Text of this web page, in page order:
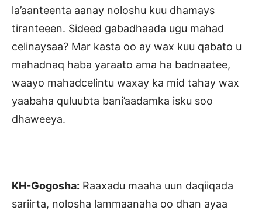
la’aanteenta aanay noloshu kuu dhamays
tiranteeen. Sideed gabadhaada ugu mahad
celinaysaa? Mar kasta oo ay wax kuu qabato u
mahadnaq haba yaraato ama ha badnaatee,
waayo mahadcelintu waxay ka mid tahay wax
yaabaha quluubta bani’aadamka isku soo
dhaweeya.
KH-Gogosha: Raaxadu maaha uun daqiiqada
sariirta, nolosha lammaanaha oo dhan ayaa